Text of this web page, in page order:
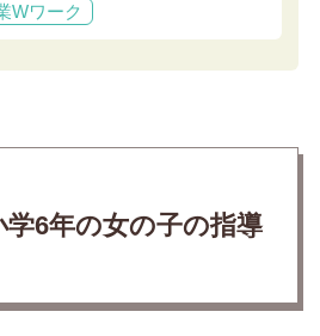
Wワーク
学6年の女の子の指導